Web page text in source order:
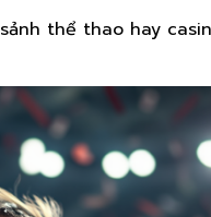
thể thao hay